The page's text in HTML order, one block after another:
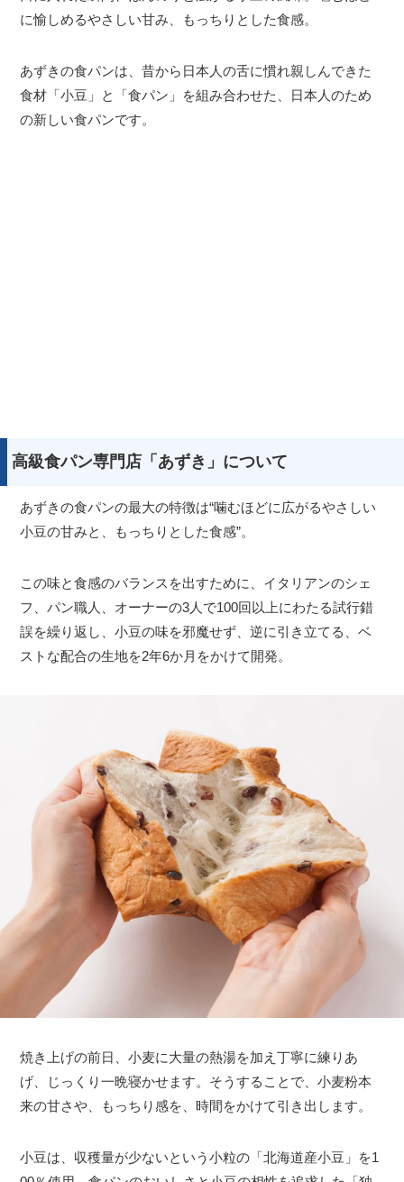
に愉しめるやさしい甘み、もっちりとした食感。
あずきの食パンは、昔から日本人の舌に慣れ親しんできた
食材「小豆」と「食パン」を組み合わせた、日本人のため
の新しい食パンです。
高級食パン専門店「あずき」について
あずきの食パンの最大の特徴は“噛むほどに広がるやさしい
小豆の甘みと、もっちりとした食感”。
この味と食感のバランスを出すために、イタリアンのシェ
フ、パン職人、オーナーの3人で100回以上にわたる試行錯
誤を繰り返し、小豆の味を邪魔せず、逆に引き立てる、ベ
ストな配合の生地を2年6か月をかけて開発。
焼き上げの前日、小麦に大量の熱湯を加え丁寧に練りあ
げ、じっくり一晩寝かせます。そうすることで、小麦粉本
来の甘さや、もっちり感を、時間をかけて引き出します。
小豆は、収穫量が少ないという小粒の「北海道産小豆」を1